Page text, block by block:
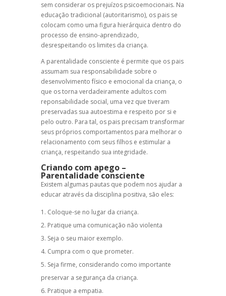
sem considerar os prejuízos psicoemocionais. Na
educação tradicional (autoritarismo), os pais se
colocam como uma figura hierárquica dentro do
processo de ensino-aprendizado,
desrespeitando os limites da criança.
A parentalidade consciente é permite que os pais
assumam sua responsabilidade sobre o
desenvolvimento físico e emocional da criança, o
que os torna verdadeiramente adultos com
reponsabilidade social, uma vez que tiveram
preservadas sua autoestima e respeito por si e
pelo outro. Para tal, os pais precisam transformar
seus próprios comportamentos para melhorar o
relacionamento com seus filhos e estimular a
criança, respeitando sua integridade.
Criando com apego–
Parentalidade consciente
Existem algumas pautas que podem nos ajudar a
educar através da disciplina positiva, são eles:
Coloque-se no lugar da criança.
Pratique uma comunicação não violenta
Seja o seu maior exemplo.
Cumpra com o que prometer.
Seja firme, considerando como importante
preservar a segurança da criança.
Pratique a empatia.